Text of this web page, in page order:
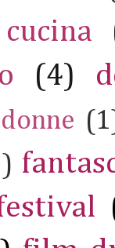
cucina
(4)
donne